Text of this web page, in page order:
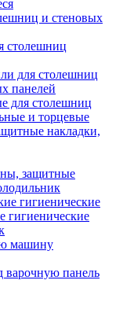
и стеновых
столешниц
для столешниц
панелей
для столешниц
и торцевые
накладки,
защитные
гигиенические
гигиенические
машину
варочную панель